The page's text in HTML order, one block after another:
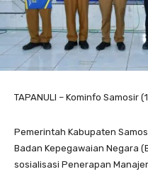
TAPANULI – Kominfo Samosir
Pemerintah Kabupaten
Badan Kepegawaian Negara
sosialisasi Penerapan